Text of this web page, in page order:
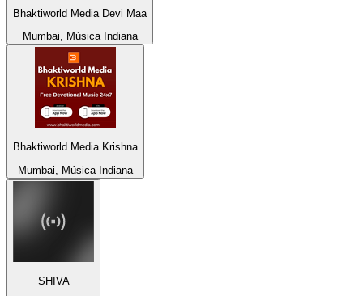
Bhaktiworld Media Devi Maa
Mumbai, Música Indiana
Bhaktiworld Media Krishna
Mumbai, Música Indiana
SHIVA